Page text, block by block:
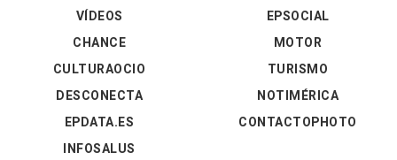
VÍDEOS
EPSOCIAL
CHANCE
CULTURAOCIO
DESCONECTA
EPDATA.ES
INFOSALUS
MOTOR
TURISMO
NOTIMÉRICA
CONTACTOPHOTO